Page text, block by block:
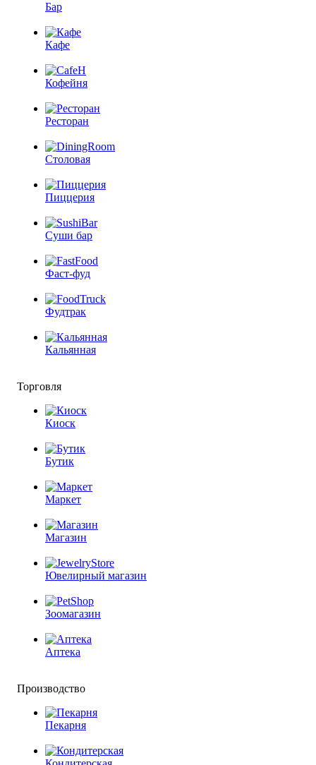
Бар
Кафе
Кофейня
Ресторан
Столовая
Пиццерия
Суши бар
Фаст-фуд
Фудтрак
Кальянная
Торговля
Киоск
Бутик
Маркет
Магазин
Ювелирный магазин
Зоомагазин
Аптека
Производство
Пекарня